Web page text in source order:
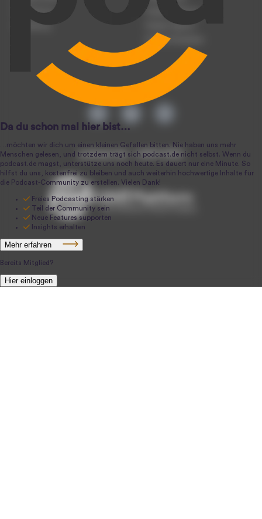
Registrierung
Anmeldung
Podcast-Werbung
Podcast-Agentur
Podcast-Produktion
podcast.de ~ 2004-2026